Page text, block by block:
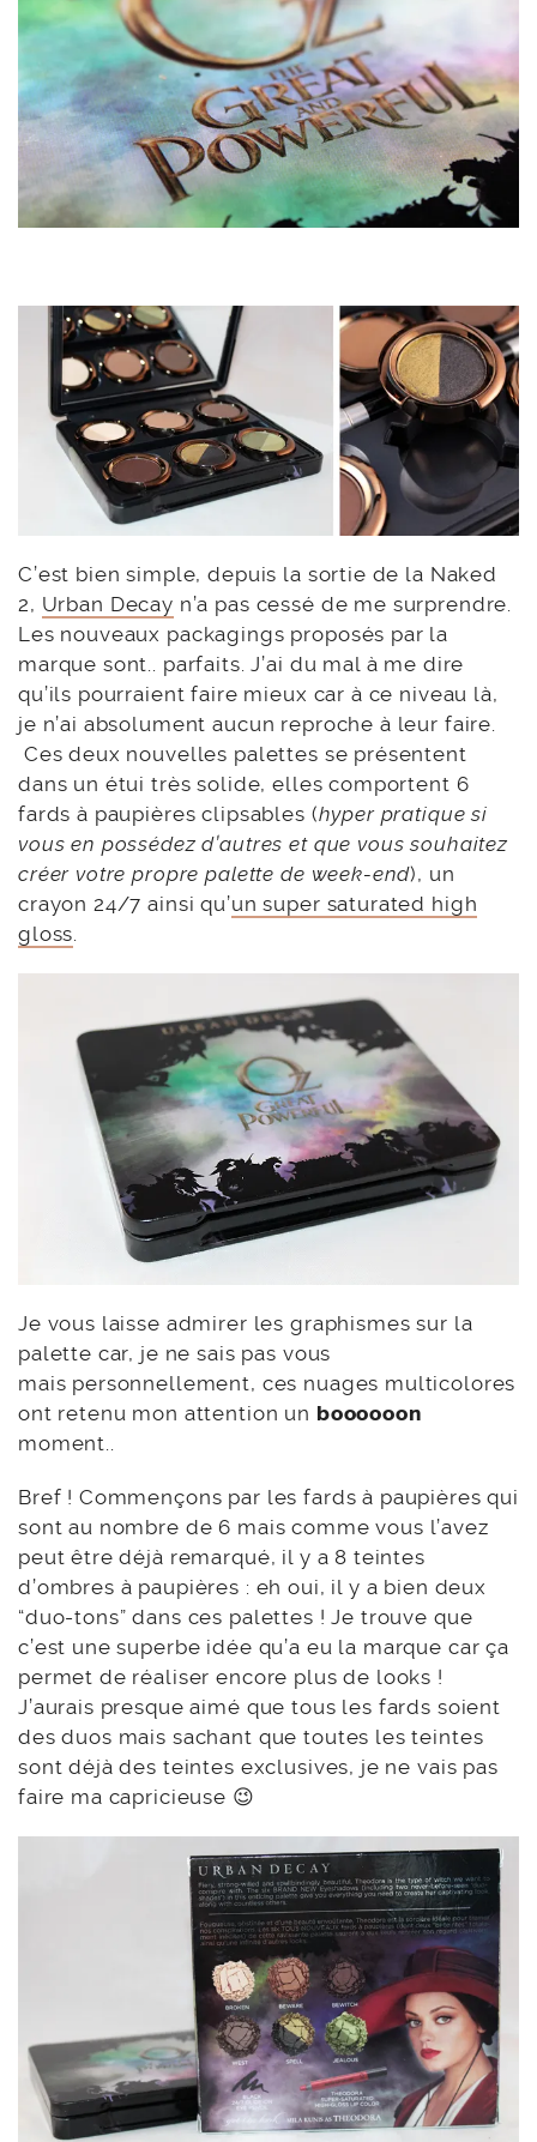
C’est bien simple, depuis la sortie de la Naked
2, Urban Decay n’a pas cessé de me surprendre.
Les nouveaux packagings proposés par la
marque sont.. parfaits. J’ai du mal à me dire
qu’ils pourraient faire mieux car à ce niveau là,
je n’ai absolument aucun reproche à leur faire.
Ces deux nouvelles palettes se présentent
dans un étui très solide, elles comportent 6
fards à paupières clipsables (hyper pratique si
vous en possédez d’autres et que vous souhaitez
créer votre propre palette de week-end), un
crayon 24/7 ainsi qu’un super saturated high
gloss.
Je vous laisse admirer les graphismes sur la
palette car, je ne sais pas vous
mais personnellement, ces nuages multicolores
ont retenu mon attention un boooooon
moment..
Bref ! Commençons par les fards à paupières qui
sont au nombre de 6 mais comme vous l’avez
peut être déjà remarqué, il y a 8 teintes
d’ombres à paupières : eh oui, il y a bien deux
“duo-tons” dans ces palettes ! Je trouve que
c’est une superbe idée qu’a eu la marque car ça
permet de réaliser encore plus de looks !
J’aurais presque aimé que tous les fards soient
des duos mais sachant que toutes les teintes
sont déjà des teintes exclusives, je ne vais pas
faire ma capricieuse 😉